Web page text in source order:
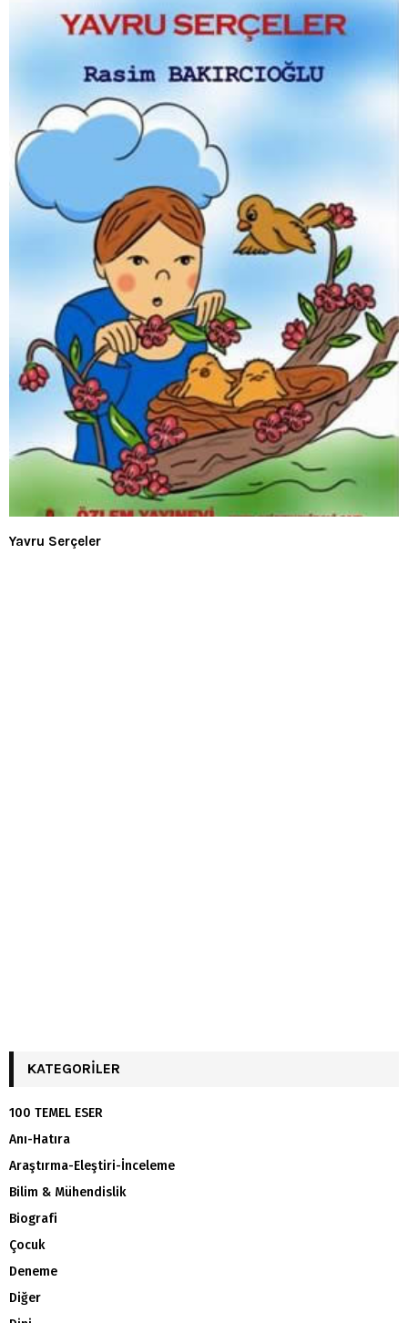
Yavru Serçeler
KATEGORILER
100 TEMEL ESER
Anı-Hatıra
Araştırma-Eleştiri-İnceleme
Bilim & Mühendislik
Biografi
Çocuk
Deneme
Diğer